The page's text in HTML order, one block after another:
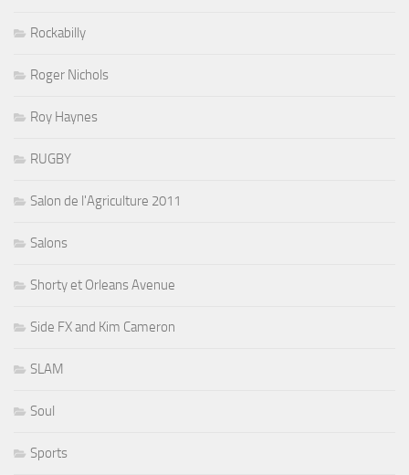
Rockabilly
Roger Nichols
Roy Haynes
RUGBY
Salon de l'Agriculture 2011
Salons
Shorty et Orleans Avenue
Side FX and Kim Cameron
SLAM
Soul
Sports